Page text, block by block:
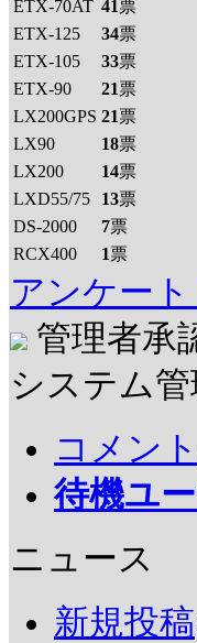
ETX-70AT 41票
ETX-125
34票
ETX-105
33票
ETX-90
21票
LX200GPS 21票
LX90
18票
LX200
14票
LXD55/75
13票
DS-2000
7票
RCX400
1票
アンケー
管理者承
システム管
コメント
待機ユ
ニュース
新規投稿